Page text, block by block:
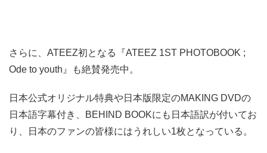
さらに、ATEEZ初となる『ATEEZ 1ST PHOTOBOOK ;
Ode to youth』も絶賛発売中。
日本公式オリジナル特典や日本版限定のMAKING DVDの
日本語字幕付き、BEHIND BOOKにも日本語訳が付いてお
り、日本のファンの皆様にはうれしい1枚となっている。